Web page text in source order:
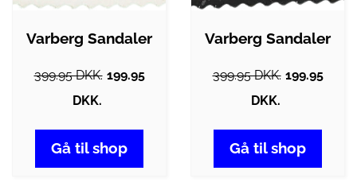
Varberg Sandaler
399.95 DKK. 199.95
DKK.
Gå til shop
Varberg Sandaler
399.95 DKK. 199.95
DKK.
Gå til shop